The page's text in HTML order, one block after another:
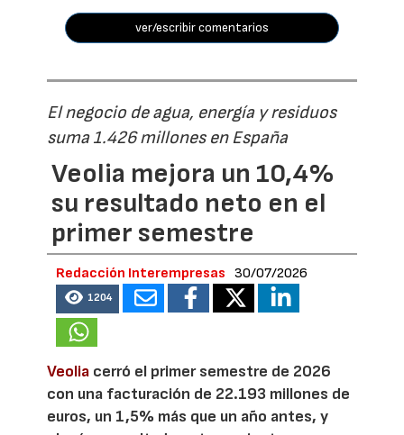
ver/escribir comentarios
El negocio de agua, energía y residuos
suma 1.426 millones en España
Veolia mejora un 10,4%
su resultado neto en el
primer semestre
Redacción Interempresas 30/07/2026
1204
Veolia cerró el primer semestre de 2026
con una facturación de 22.193 millones de
euros, un 1,5% más que un año antes, y